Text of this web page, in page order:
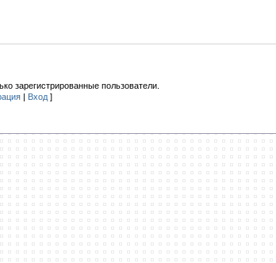
зарегистрированные пользователи.
| Вход ]